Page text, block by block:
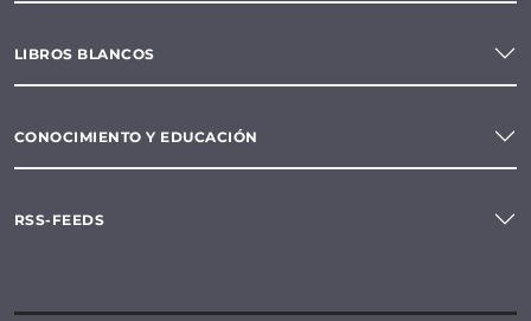
LIBROS BLANCOS
CONOCIMIENTO Y EDUCACIÓN
RSS-FEEDS